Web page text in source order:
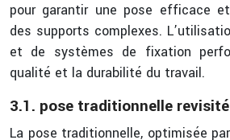
pour garantir une pose efficace
des supports complexes.
et de systèmes de fixation
qualité et la durabilité du travail.
3.1. pose traditionnelle
La pose traditionnelle, optimisée